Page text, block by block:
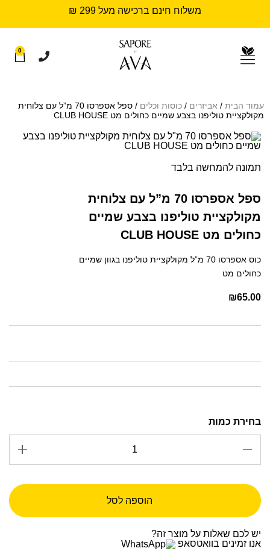
משלוח חינם ברכישה מעל 299 ₪
0
עמוד הבית / אביזרים / כוסות וכלים
/ ספל אספרסו 70 מ”ל עם צלוחית
מקולקציית טוליפנו בצבע שמיים כחולים מט CLUB HOUSE
תמונה להמחשה בלבד
ספל אספרסו 70 מ”ל עם צלוחית
מקולקציית טוליפנו בצבע שמיים
כחולים מט CLUB HOUSE
כוס אספרסו 70 מ”ל מקולקציית טוליפנו בגוון שמיים
כחולים מט
₪65.00
הוספה לסל
יש לכם שאלות על מוצר זה?
אנו זמינים בוואטסאפ